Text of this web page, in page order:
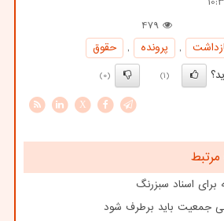
479
, پرونده ,
حقوق
(1)
(0)
X
برای اسناد سبزرنگ
جمعیت باید برطرف شود